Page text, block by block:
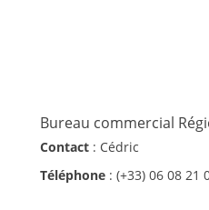
Bureau commercial
Contact : Cédric
Téléphone : (+33) 06 08 21